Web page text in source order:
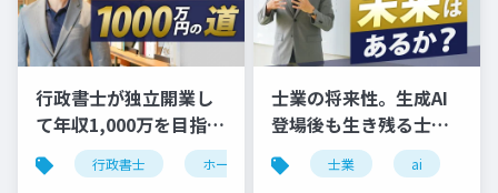
行政書士が独立開業し
て年収1,000万を目指す
ホームページ集客3ステ
ップ
行政書士 ホームページ 独立開業
士業の将来性。生成AI
登場後も生き残る士業
に必須の「３つの力」
士業 ai